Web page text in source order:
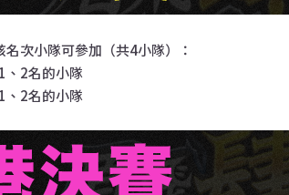
次小隊可參加（共4小隊）：
2名的小隊
2名的小隊